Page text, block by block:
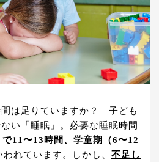
は足りていますか？ 子ども
い「睡眠」。必要な睡眠時間
11〜13時間、学童期（6〜12
われています。しかし、 不足し